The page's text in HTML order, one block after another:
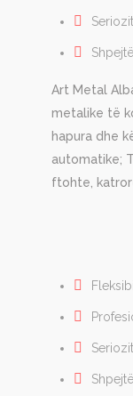
Art Metal
metalike të
hapura dhe
automatike;
ftohte,